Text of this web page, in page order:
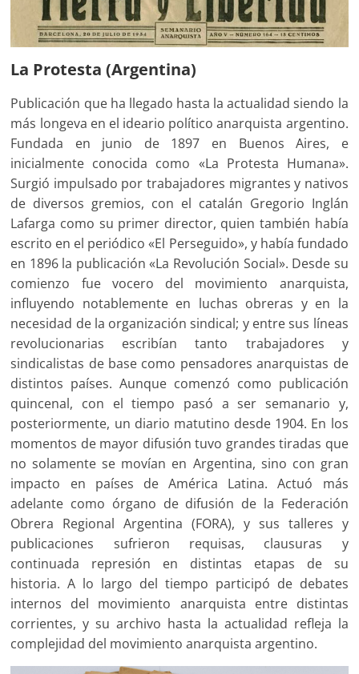
La Protesta (Argentina)
Publicación que ha llegado hasta la actualidad siendo la
más longeva en el ideario político anarquista argentino.
Fundada en junio de 1897 en Buenos Aires, e
inicialmente conocida como «La Protesta Humana».
Surgió impulsado por trabajadores migrantes y nativos
de diversos gremios, con el catalán Gregorio Inglán
Lafarga como su primer director, quien también había
escrito en el periódico «El Perseguido», y había fundado
en 1896 la publicación «La Revolución Social». Desde su
comienzo fue vocero del movimiento anarquista,
influyendo notablemente en luchas obreras y en la
necesidad de la organización sindical; y entre sus líneas
revolucionarias escribían tanto trabajadores y
sindicalistas de base como pensadores anarquistas de
distintos países. Aunque comenzó como publicación
quincenal, con el tiempo pasó a ser semanario y,
posteriormente, un diario matutino desde 1904. En los
momentos de mayor difusión tuvo grandes tiradas que
no solamente se movían en Argentina, sino con gran
impacto en países de América Latina. Actuó más
adelante como órgano de difusión de la Federación
Obrera Regional Argentina (FORA), y sus talleres y
publicaciones sufrieron requisas, clausuras y
continuada represión en distintas etapas de su
historia. A lo largo del tiempo participó de debates
internos del movimiento anarquista entre distintas
corrientes, y su archivo hasta la actualidad refleja la
complejidad del movimiento anarquista argentino.